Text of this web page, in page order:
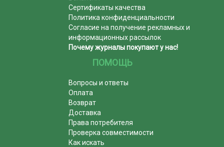
Сертификаты качества
Политика конфиденциальности
Согласие на получение рекламных и
информационных рассылок
Почему журналы покупают у нас!
ПОМОЩЬ
Вопросы и ответы
Оплата
Возврат
Доставка
Права потребителя
Проверка совместимости
Как искать